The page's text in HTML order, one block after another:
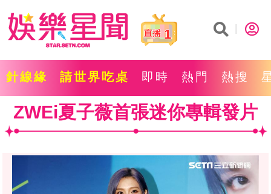
1
針線緣 請世界吃桌 即時 熱門 熱搜
ZWEi夏子薇首張迷你專輯發片